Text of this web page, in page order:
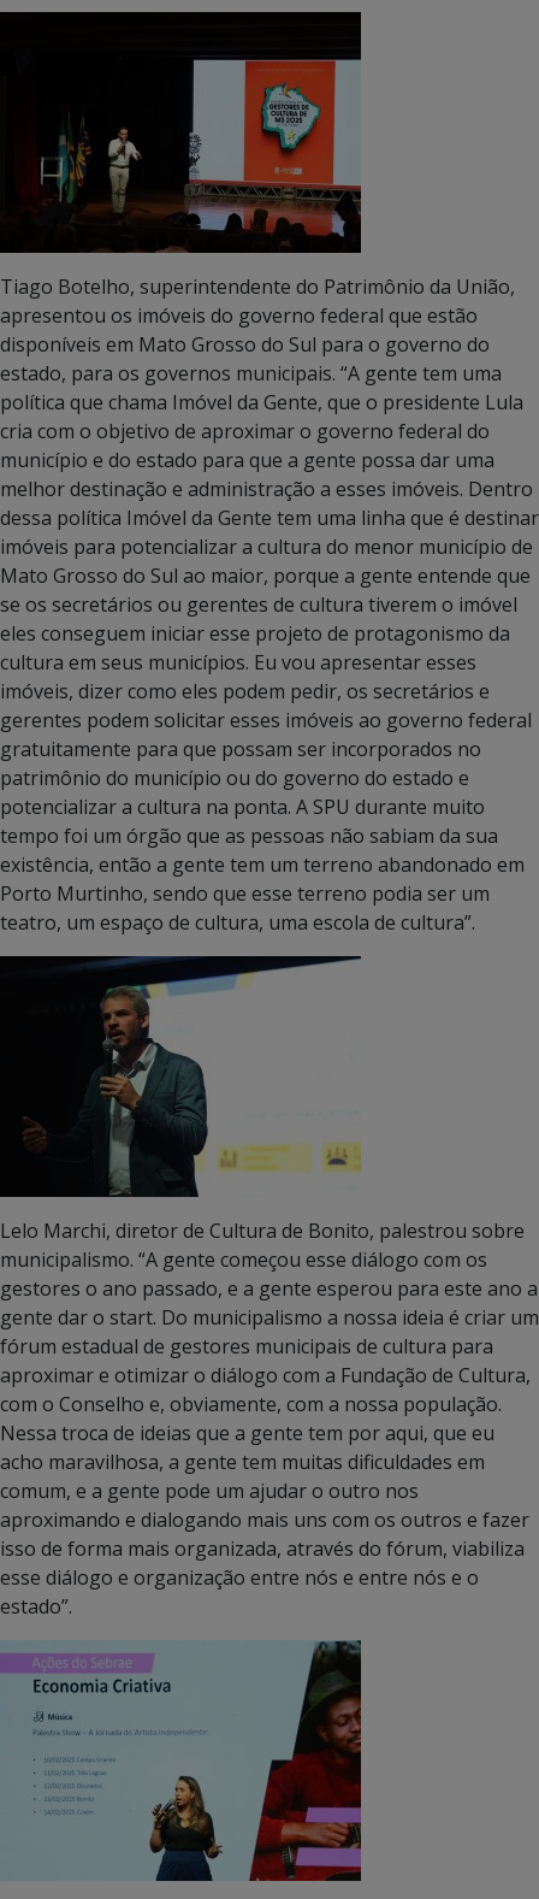
Tiago Botelho, superintendente do Patrimônio da União,
apresentou os imóveis do governo federal que estão
disponíveis em Mato Grosso do Sul para o governo do
estado, para os governos municipais. “A gente tem uma
política que chama Imóvel da Gente, que o presidente Lula
cria com o objetivo de aproximar o governo federal do
município e do estado para que a gente possa dar uma
melhor destinação e administração a esses imóveis. Dentro
dessa política Imóvel da Gente tem uma linha que é destinar
imóveis para potencializar a cultura do menor município de
Mato Grosso do Sul ao maior, porque a gente entende que
se os secretários ou gerentes de cultura tiverem o imóvel
eles conseguem iniciar esse projeto de protagonismo da
cultura em seus municípios. Eu vou apresentar esses
imóveis, dizer como eles podem pedir, os secretários e
gerentes podem solicitar esses imóveis ao governo federal
gratuitamente para que possam ser incorporados no
patrimônio do município ou do governo do estado e
potencializar a cultura na ponta. A SPU durante muito
tempo foi um órgão que as pessoas não sabiam da sua
existência, então a gente tem um terreno abandonado em
Porto Murtinho, sendo que esse terreno podia ser um
teatro, um espaço de cultura, uma escola de cultura”.
Lelo Marchi, diretor de Cultura de Bonito, palestrou sobre
municipalismo. “A gente começou esse diálogo com os
gestores o ano passado, e a gente esperou para este ano a
gente dar o start. Do municipalismo a nossa ideia é criar um
fórum estadual de gestores municipais de cultura para
aproximar e otimizar o diálogo com a Fundação de Cultura,
com o Conselho e, obviamente, com a nossa população.
Nessa troca de ideias que a gente tem por aqui, que eu
acho maravilhosa, a gente tem muitas dificuldades em
comum, e a gente pode um ajudar o outro nos
aproximando e dialogando mais uns com os outros e fazer
isso de forma mais organizada, através do fórum, viabiliza
esse diálogo e organização entre nós e entre nós e o
estado”.